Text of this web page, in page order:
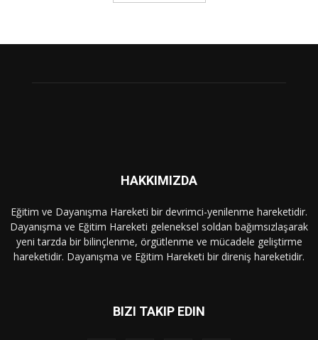
HAKKIMIZDA
Eğitim ve Dayanışma Hareketi bir devrimci-yenilenme hareketidir.
Dayanışma ve Eğitim Hareketi geleneksel soldan bağımsızlaşarak
yeni tarzda bir bilinçlenme, örgütlenme ve mücadele geliştirme
hareketidir. Dayanışma ve Eğitim Hareketi bir direniş hareketidir.
BIZI TAKIP EDIN